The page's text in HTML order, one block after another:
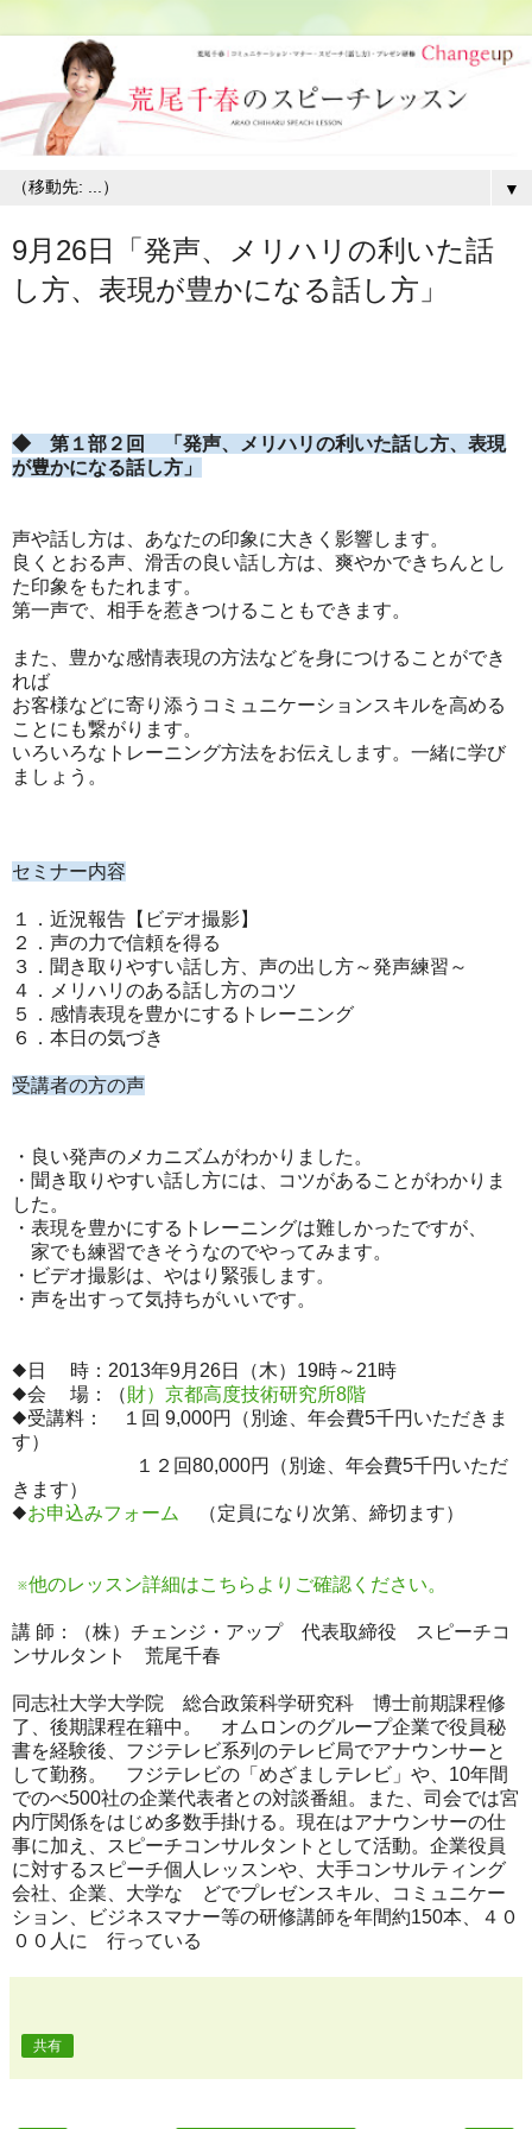
▼
9月26日「発声、メリハリの利いた話
し方、表現が豊かになる話し方」
◆ 第１部２回 「発声、メリハリの利いた話し方、表現
が豊かになる話し方」
声や話し方は、あなたの印象に大きく影響します。
良くとおる声、滑舌の良い話し方は、爽やかできちんとし
た印象をもたれます。
第一声で、相手を惹きつけることもできます。
また、豊かな感情表現の方法などを身につけることができ
れば
お客様などに寄り添うコミュニケーションスキルを高める
ことにも繋がります。
いろいろなトレーニング方法をお伝えします。一緒に学び
ましょう。
セミナー内容
１．近況報告【ビデオ撮影】
２．声の力で信頼を得る
３．聞き取りやすい話し方、声の出し方～発声練習～
４．メリハリのある話し方のコツ
５．感情表現を豊かにするトレーニング
６．本日の気づき
受講者の方の声
・良い発声のメカニズムがわかりました。
・聞き取りやすい話し方には、コツがあることがわかりま
した。
・表現を豊かにするトレーニングは難しかったですが、
家でも練習できそうなのでやってみます。
・ビデオ撮影は、やはり緊張します。
・声を出すって気持ちがいいです。
◆日 時：2013年9月26日（木）19時～21時
◆会 場：（財）京都高度技術研究所8階
◆受講料： １回 9,000円（別途、年会費5千円いただきま
す）
１２回80,000円（別途、年会費5千円いただ
きます）
◆お申込みフォーム （定員になり次第、締切ます）
※他のレッスン詳細はこちらよりご確認ください。
講 師：（株）チェンジ・アップ 代表取締役 スピーチコ
ンサルタント 荒尾千春
同志社大学大学院 総合政策科学研究科 博士前期課程修
了、後期課程在籍中。 オムロンのグループ企業で役員秘
書を経験後、フジテレビ系列のテレビ局でアナウンサーと
して勤務。 フジテレビの「めざましテレビ」や、10年間
でのべ500社の企業代表者との対談番組。また、司会では宮
内庁関係をはじめ多数手掛ける。現在はアナウンサーの仕
事に加え、スピーチコンサルタントとして活動。企業役員
に対するスピーチ個人レッスンや、大手コンサルティング
会社、企業、大学な どでプレゼンスキル、コミュニケー
ション、ビジネスマナー等の研修講師を年間約150本、４０
００人に 行っている
共有